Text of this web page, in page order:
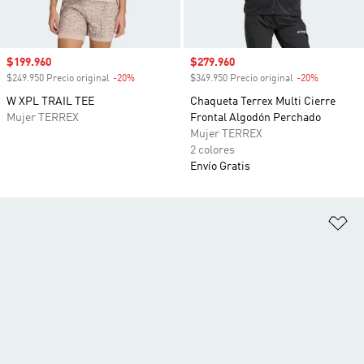
Precio de venta
$199.960
$249.950 Precio original -20%
W XPL TRAIL TEE
Mujer TERREX
Precio de venta
$279.960
$349.950 Precio original -20%
Chaqueta Terrex Multi Cierre
Frontal Algodón Perchado
Mujer TERREX
2 colores
Envío Gratis